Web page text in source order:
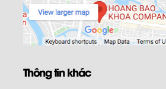
Thông tin khác